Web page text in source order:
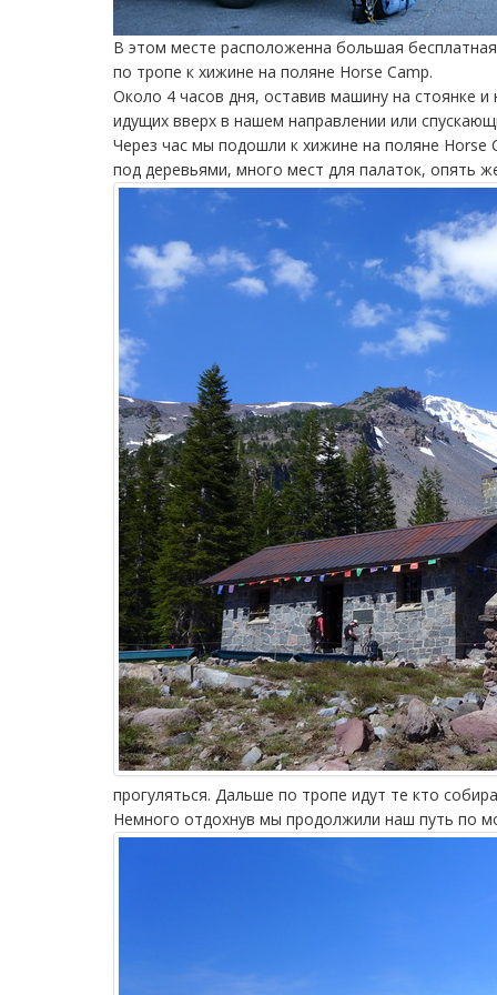
В этом месте расположенна большая
по тропе к хижине на поляне Horse Camp.
Около 4 часов дня, оставив машину на стоянке
идущих вверх в нашем направлении или
Через час мы подошли к хижине на поляне Horse
под деревьями, много мест для палаток, опять
прогуляться. Дальше по тропе идут те кто
Немного отдохнув мы продолжили наш путь по